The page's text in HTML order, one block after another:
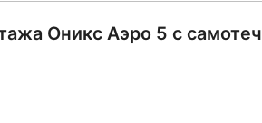
Оникс Аэро 5 с